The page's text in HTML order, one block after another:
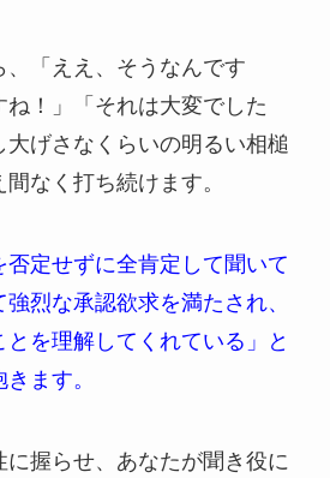
「ええ、そうなんです
！」「それは大変でした
げさなくらいの明るい相槌
間なく打ち続けます。
定せずに全肯定して聞いて
烈な承認欲求を満たされ、
とを理解してくれている」と
ます。
握らせ、あなたが聞き役に